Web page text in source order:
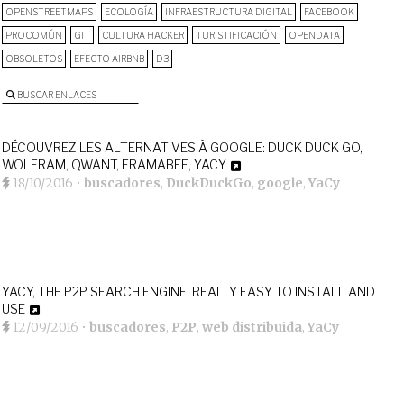
OPENSTREETMAPS ECOLOGÍA INFRAESTRUCTURA DIGITAL FACEBOOK
PROCOMÚN GIT CULTURA HACKER TURISTIFICACIÓN OPENDATA
OBSOLETOS EFECTO AIRBNB D3
BUSCAR ENLACES
DÉCOUVREZ LES ALTERNATIVES À GOOGLE: DUCK DUCK GO,
WOLFRAM, QWANT, FRAMABEE, YACY
18/10/2016 •buscadores, DuckDuckGo, google,YaCy
YACY, THE P2P SEARCH ENGINE: REALLY EASY TO INSTALL AND
USE
12/09/2016 •buscadores, P2P,web distribuida,YaCy